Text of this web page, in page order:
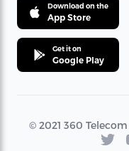
Download on the
App Store
Get it on
Google Play
© 2021 360